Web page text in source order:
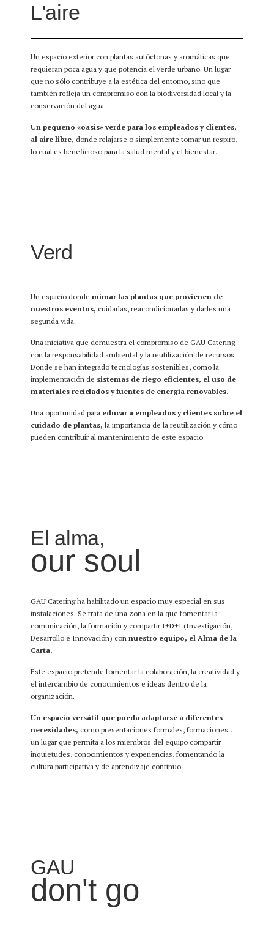
L'aire
Un espacio exterior con plantas autóctonas y aromáticas que
requieran poca agua y que potencia el verde urbano. Un lugar
que no sólo contribuye a la estética del entorno, sino que
también refleja un compromiso con la biodiversidad local y la
conservación del agua.
Un pequeño «oasis» verde para los empleados y clientes,
al aire libre, donde relajarse o simplemente tomar un respiro,
lo cual es beneficioso para la salud mental y el bienestar.
Verd
Un espacio donde mimar las plantas que provienen de
nuestros eventos, cuidarlas, reacondicionarlas y darles una
segunda vida.
Una iniciativa que demuestra el compromiso de GAU Catering
con la responsabilidad ambiental y la reutilización de recursos.
Donde se han integrado tecnologías sostenibles, como la
implementación de sistemas de riego eficientes, el uso de
materiales reciclados y fuentes de energía renovables.
Una oportunidad para educar a empleados y clientes sobre el
cuidado de plantas, la importancia de la reutilización y cómo
pueden contribuir al mantenimiento de este espacio.
El alma,
our soul
GAU Catering ha habilitado un espacio muy especial en sus
instalaciones. Se trata de una zona en la que fomentar la
comunicación, la formación y compartir I+D+I (Investigación,
Desarrollo e Innovación) con nuestro equipo, el Alma de la
Carta.
Este espacio pretende fomentar la colaboración, la creatividad y
el intercambio de conocimientos e ideas dentro de la
organización.
Un espacio versátil que pueda adaptarse a diferentes
necesidades, como presentaciones formales, formaciones…
un lugar que permita a los miembros del equipo compartir
inquietudes, conocimientos y experiencias, fomentando la
cultura participativa y de aprendizaje continuo.
GAU
don't go